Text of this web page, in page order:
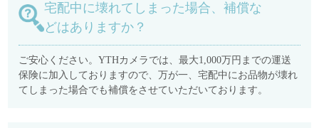
宅配中に壊れてしまった場合、補償な
どはありますか？
ご安心ください。YTHカメラでは、最大1,000万円までの運送
保険に加入しておりますので、万が一、宅配中にお品物が壊れ
てしまった場合でも補償をさせていただいております。